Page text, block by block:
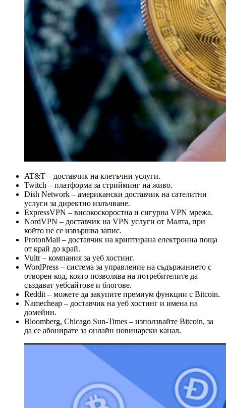
AT&T – доставчик на клетъчни услуги.
Twitch – платформа за стрийминг на живо.
Dish Network – американски доставчик на сателитни
услуги за директно излъчване.
ExpressVPN – високоскоростна и сигурна VPN мрежа.
NordVPN – доставчик на VPN услуги от Малта, при
който не се извършва запис.
ProtonMail – доставчик на криптирана електронна поща
от край до край.
Vultr – компания за уеб хостинг.
WordPress – система за управление на съдържанието с
отворен код, която позволява на потребителите да
създават уебсайтове и блогове.
Reddit – можете да закупите премиум функции с Bitcoin.
Namecheap – доставчик на уеб хостинг и имена на
домейни.
Bloomberg, Chicago Sun-Times – използвайте Bitcoin, за
да се абонирате за онлайн новинарски канал.